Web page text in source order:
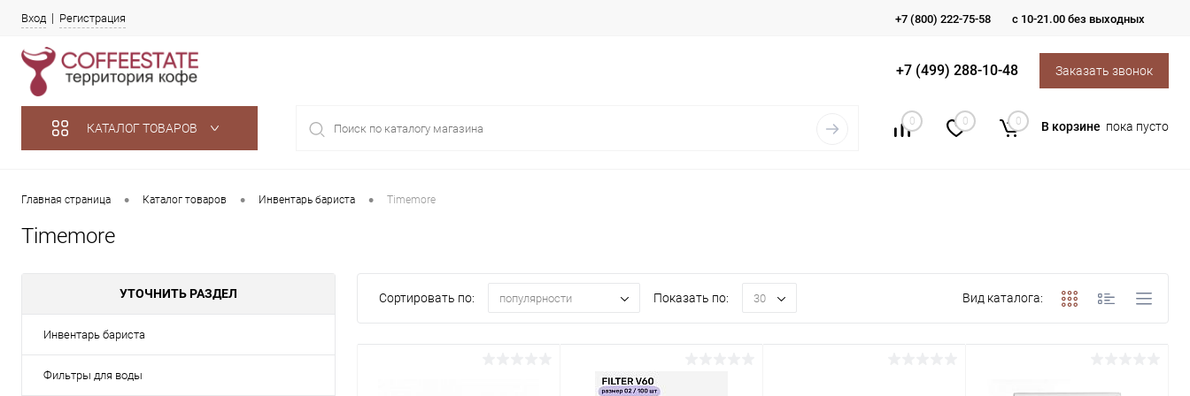
Вход Регистрация +7 (800) 222-75-58 с 10-21.00 без выходных
+7 (499) 288-10-48 Заказать звонок
КАТАЛОГ ТОВАРОВ 0 0 0 В корзине пока пусто
Главная страница • Каталог товаров • Инвентарь бариста • Timemore
Timemore
УТОЧНИТЬ РАЗДЕЛ
Инвентарь бариста
Фильтры для воды
Сортировать по: популярности Показать по: 30 Вид каталога: